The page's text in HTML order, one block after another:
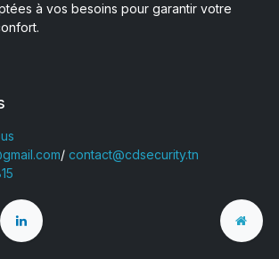
à vos besoins pour garantir votre
/ contact@cdsecurity.tn